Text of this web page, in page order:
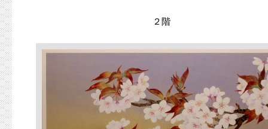
２階